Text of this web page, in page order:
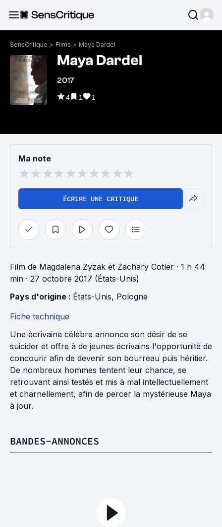
SensCritique > Films > Maya Dardel
Maya Dardel
2017
4 1 1
Ma note
ÉCRIRE UNE CRITIQUE
Film de Magdalena Zyzak et Zachary Cotler · 1 h 44
min · 27 octobre 2017 (États-Unis)
Pays d'origine : États-Unis, Pologne
Fiche technique
Une écrivaine célèbre annonce son désir de se
suicider et offre à de jeunes écrivains l'opportunité de
concourir afin de devenir son bourreau puis héritier.
De nombreux hommes tentent leur chance, se
retrouvant ainsi testés et mis à mal intellectuellement
et charnellement, afin de percer la mystérieuse Maya
à jour.
BANDES-ANNONCES